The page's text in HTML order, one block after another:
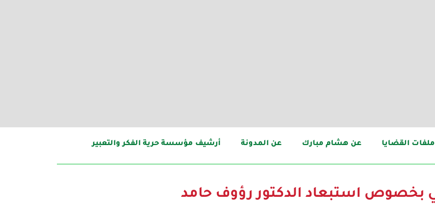
القضايا عن هشام مبارك عن المدونة أرشيف مؤسسة حرية الفكر والتعبير
بخصوص استبعاد الدكتور رؤوف حامد